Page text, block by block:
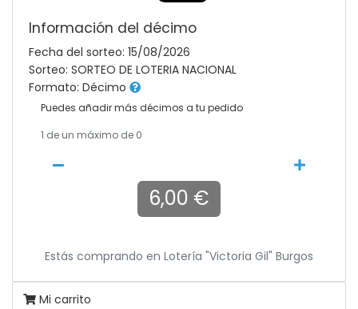
Información del décimo
Fecha del sorteo: 15/08/2026
Sorteo: SORTEO DE LOTERIA NACIONAL
Formato: Décimo
Puedes añadir más décimos a tu pedido
1 de un máximo de 0
6,00 €
Estás comprando en Lotería "victoria Gil" Burgos
Mi carrito